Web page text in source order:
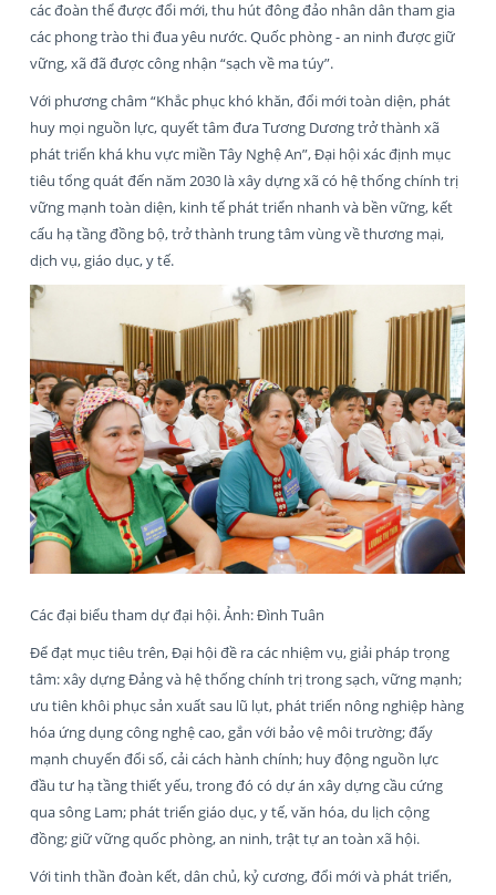
các đoàn thể được đổi mới, thu hút đông đảo nhân dân tham gia
các phong trào thi đua yêu nước. Quốc phòng - an ninh được giữ
vững, xã đã được công nhận “sạch về ma túy”.
Với phương châm “Khắc phục khó khăn, đổi mới toàn diện, phát
huy mọi nguồn lực, quyết tâm đưa Tương Dương trở thành xã
phát triển khá khu vực miền Tây Nghệ An”, Đại hội xác định mục
tiêu tổng quát đến năm 2030 là xây dựng xã có hệ thống chính trị
vững mạnh toàn diện, kinh tế phát triển nhanh và bền vững, kết
cấu hạ tầng đồng bộ, trở thành trung tâm vùng về thương mại,
dịch vụ, giáo dục, y tế.
Các đại biểu tham dự đại hội. Ảnh: Đình Tuân
Để đạt mục tiêu trên, Đại hội đề ra các nhiệm vụ, giải pháp trọng
tâm: xây dựng Đảng và hệ thống chính trị trong sạch, vững mạnh;
ưu tiên khôi phục sản xuất sau lũ lụt, phát triển nông nghiệp hàng
hóa ứng dụng công nghệ cao, gắn với bảo vệ môi trường; đẩy
mạnh chuyển đổi số, cải cách hành chính; huy động nguồn lực
đầu tư hạ tầng thiết yếu, trong đó có dự án xây dựng cầu cứng
qua sông Lam; phát triển giáo dục, y tế, văn hóa, du lịch cộng
đồng; giữ vững quốc phòng, an ninh, trật tự an toàn xã hội.
Với tinh thần đoàn kết, dân chủ, kỷ cương, đổi mới và phát triển,